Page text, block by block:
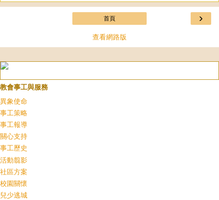
›
首頁
查看網路版
教會事工與服務
異象使命
事工策略
事工報導
關心支持
事工歷史
活動翦影
社區方案
校園關懷
兒少逃城